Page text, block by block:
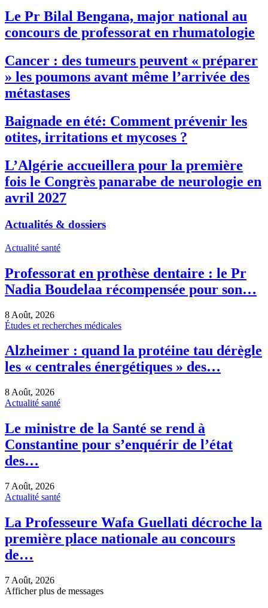
Le Pr Bilal Bengana, major national au
concours de professorat en rhumatologie
Cancer : des tumeurs peuvent « préparer
» les poumons avant même l’arrivée des
métastases
Baignade en été: Comment prévenir les
otites, irritations et mycoses ?
L’Algérie accueillera pour la première
fois le Congrès panarabe de neurologie en
avril 2027
Actualités & dossiers
Actualité santé
Professorat en prothèse dentaire : le Pr
Nadia Boudelaa récompensée pour son…
8 Août, 2026
Études et recherches médicales
Alzheimer : quand la protéine tau dérègle
les « centrales énergétiques » des…
8 Août, 2026
Actualité santé
Le ministre de la Santé se rend à
Constantine pour s’enquérir de l’état
des…
7 Août, 2026
Actualité santé
La Professeure Wafa Guellati décroche la
première place nationale au concours
de…
7 Août, 2026
Afficher plus de messages